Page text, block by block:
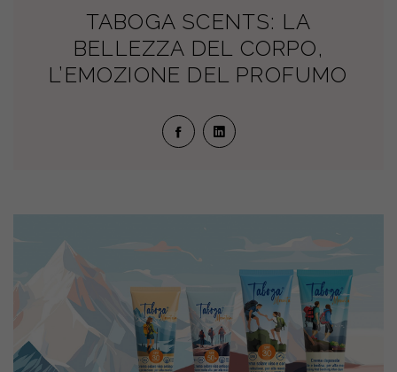
TABOGA SCENTS: LA
BELLEZZA DEL CORPO,
L’EMOZIONE DEL PROFUMO